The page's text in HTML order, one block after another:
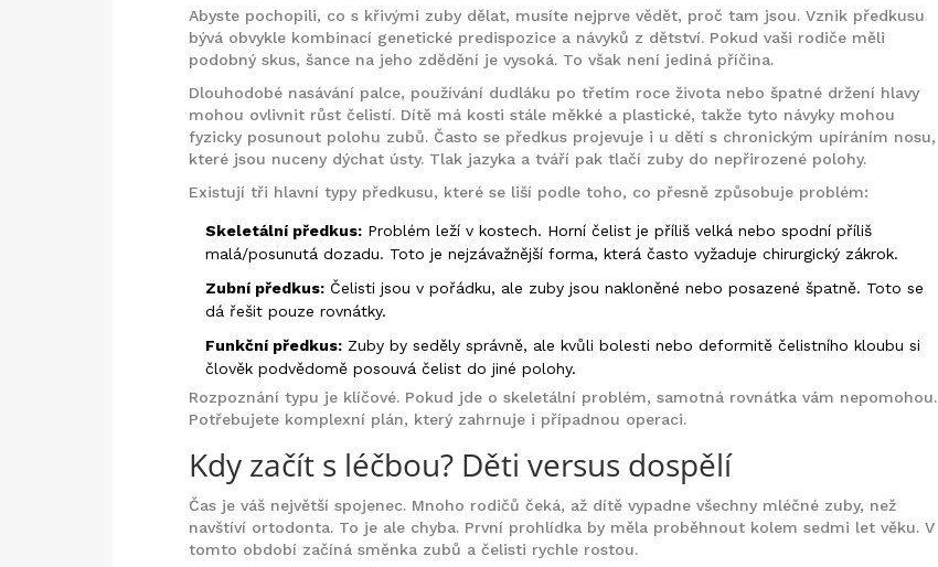
Abyste pochopili, co s křivými zuby dělat, musíte nejprve vědět, proč tam jsou. Vznik předkusu
bývá obvykle kombinací genetické predispozice a návyků z dětství. Pokud vaši rodiče měli
podobný skus, šance na jeho zdědění je vysoká. To však není jediná příčina.
Dlouhodobé nasávání palce, používání dudláku po třetím roce života nebo špatné držení hlavy
mohou ovlivnit růst čelistí. Dítě má kosti stále měkké a plastické, takže tyto návyky mohou
fyzicky posunout polohu zubů. Často se předkus projevuje i u dětí s chronickým upíráním nosu,
které jsou nuceny dýchat ústy. Tlak jazyka a tváří pak tlačí zuby do nepřirozené polohy.
Existují tři hlavní typy předkusu, které se liší podle toho, co přesně způsobuje problém:
Skeletální předkus: Problém leží v kostech. Horní čelist je příliš velká nebo spodní příliš
malá/posunutá dozadu. Toto je nejzávažnější forma, která často vyžaduje chirurgický zákrok.
Zubní předkus: Čelisti jsou v pořádku, ale zuby jsou nakloněné nebo posazené špatně. Toto se
dá řešit pouze rovnátky.
Funkční předkus: Zuby by seděly správně, ale kvůli bolesti nebo deformitě čelistního kloubu si
člověk podvědomě posouvá čelist do jiné polohy.
Rozpoznání typu je klíčové. Pokud jde o skeletální problém, samotná rovnátka vám nepomohou.
Potřebujete komplexní plán, který zahrnuje i případnou operaci.
Kdy začít s léčbou? Děti versus dospělí
Čas je váš největší spojenec. Mnoho rodičů čeká, až dítě vypadne všechny mléčné zuby, než
navštíví ortodonta. To je ale chyba. První prohlídka by měla proběhnout kolem sedmi let věku. V
tomto období začíná směnka zubů a čelisti rychle rostou.